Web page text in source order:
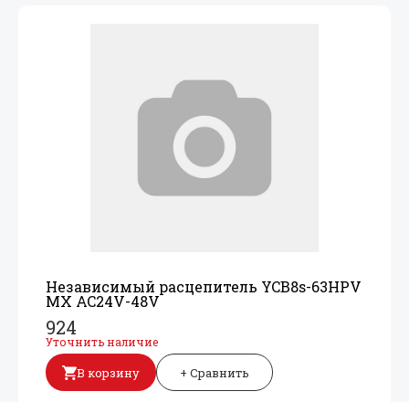
Независимый расцепитель YCB8s-63HPV
MX AC24V-48V
924
Уточнить наличие
В корзину + Сравнить